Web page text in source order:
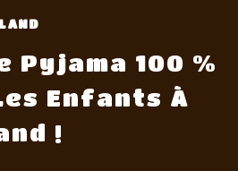
Pyjama 100 %
Enfants À
!